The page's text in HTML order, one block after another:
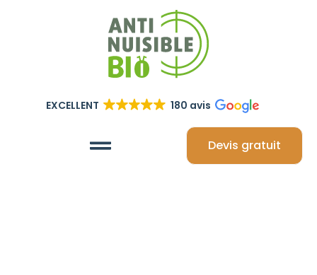
EXCELLENT 180 avis
Devis gratuit